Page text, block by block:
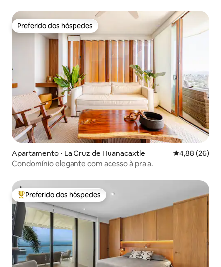
Preferido dos hóspedes
Preferido dos hóspedes
Apartamento ⋅ La Cruz de Huanacaxtle 4,88 de uma
4,88 (26)
Condomínio elegante com acesso à praia.
Entre os melhores preferidos dos hóspedes
Preferido dos hóspedes